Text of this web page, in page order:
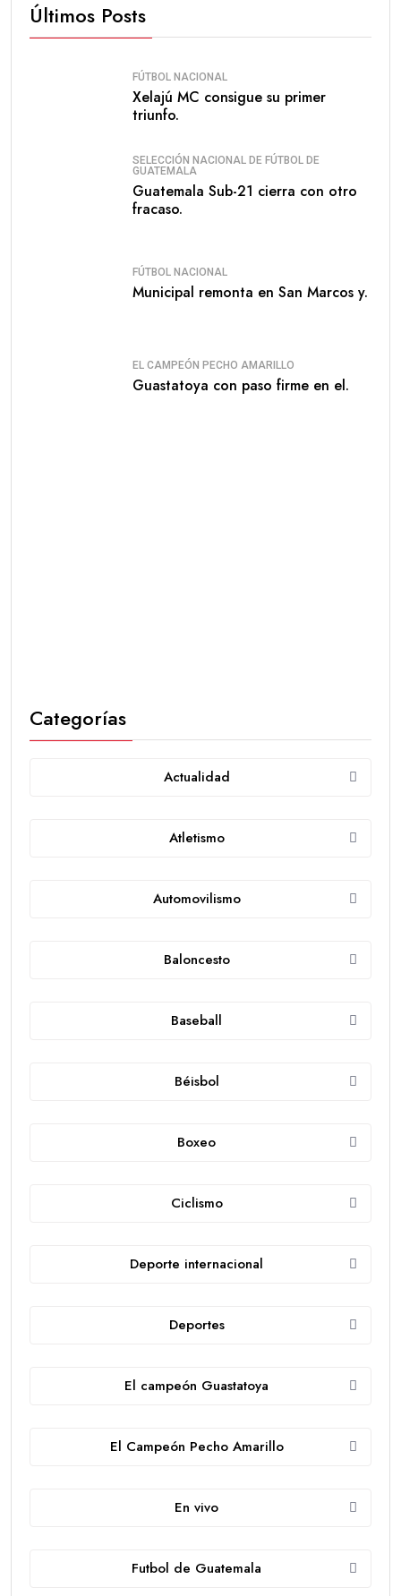
Últimos Posts
FÚTBOL NACIONAL
Xelajú MC consigue su primer
triunfo.
SELECCIÓN NACIONAL DE FÚTBOL DE
GUATEMALA
Guatemala Sub-21 cierra con otro
fracaso.
FÚTBOL NACIONAL
Municipal remonta en San Marcos y.
EL CAMPEÓN PECHO AMARILLO
Guastatoya con paso firme en el.
Categorías
Actualidad
Atletismo
Automovilismo
Baloncesto
Baseball
Béisbol
Boxeo
Ciclismo
Deporte internacional
Deportes
El campeón Guastatoya
El Campeón Pecho Amarillo
En vivo
Futbol de Guatemala